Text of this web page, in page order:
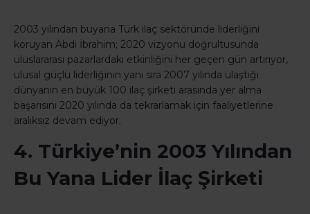
2003 yılından buyana Türk ilaç sektöründe liderliğini
koruyan Abdi İbrahim; 2020 vizyonu doğrultusunda
uluslararası pazarlardaki etkinliğini her geçen gün artırıyor,
ulusal güçlü liderliğinin yanı sıra 2007 yılında ulaştığı
dünyanın en büyük 100 ilaç şirketi arasında yer alma
başarısını 2020 yılında da tekrarlamak için faaliyetlerine
aralıksız devam ediyor.
4. Türkiye’nin 2003 Yılından
Bu Yana Lider İlaç Şirketi